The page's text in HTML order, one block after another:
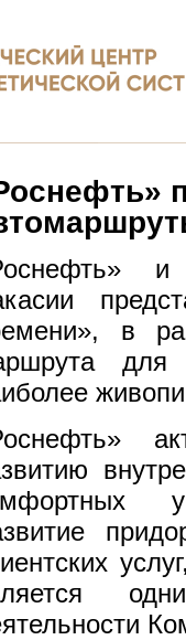
и
в
для